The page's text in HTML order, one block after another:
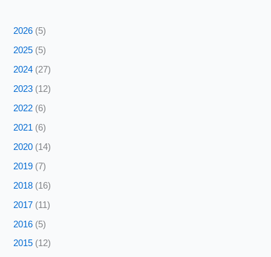
2026 (5)
2025 (5)
2024 (27)
2023 (12)
2022 (6)
2021 (6)
2020 (14)
2019 (7)
2018 (16)
2017 (11)
2016 (5)
2015 (12)